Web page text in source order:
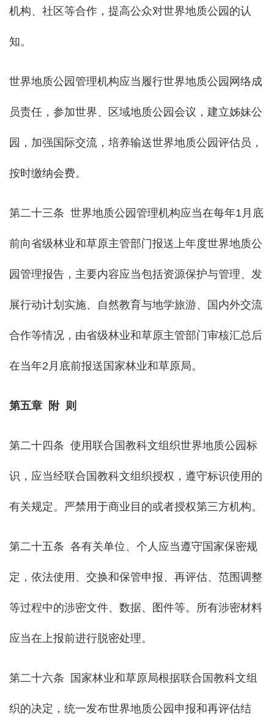
机构、社区等合作，提高公众对世界地质公园的认
知。
世界地质公园管理机构应当履行世界地质公园网络成
员责任，参加世界、区域地质公园会议，建立姊妹公
园，加强国际交流，培养输送世界地质公园评估员，
按时缴纳会费。
第二十三条 世界地质公园管理机构应当在每年1月底
前向省级林业和草原主管部门报送上年度世界地质公
园管理报告，主要内容应当包括资源保护与管理、发
展行动计划实施、自然教育与地学旅游、国内外交流
合作等情况，由省级林业和草原主管部门审核汇总后
在当年2月底前报送国家林业和草原局。
第五章 附 则
第二十四条 使用联合国教科文组织世界地质公园标
识，应当经联合国教科文组织授权，遵守标识使用的
有关规定。严禁用于商业目的或者授权第三方机构。
第二十五条 各有关单位、个人应当遵守国家保密规
定，依法使用、交换和保管申报、再评估、范围调整
等过程中的涉密文件、数据、图件等。所有涉密材料
应当在上报前进行脱密处理。
第二十六条 国家林业和草原局根据联合国教科文组
织的决定，统一发布世界地质公园申报和再评估结